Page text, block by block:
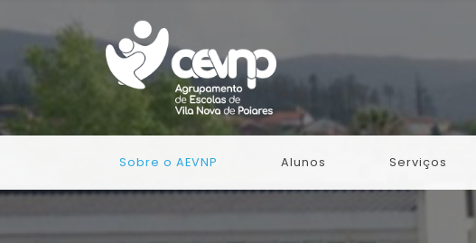
Sobre o AEVNP Alunos Serviços